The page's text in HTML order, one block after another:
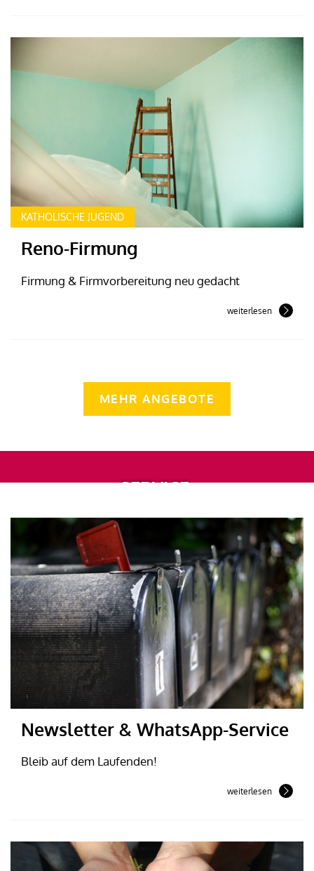
KATHOLISCHE JUGEND
Reno-Firmung
Firmung & Firmvorbereitung neu gedacht
weiterlesen
MEHR ANGEBOTE
SERVICE
Newsletter & WhatsApp-Service
Bleib auf dem Laufenden!
weiterlesen